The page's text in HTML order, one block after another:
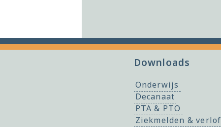
Downloads
Onderwijs
Decanaat
PTA & PTO
Ziekmelden & verlof